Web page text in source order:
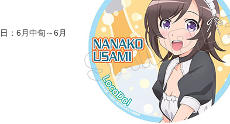
：6月中旬～6月